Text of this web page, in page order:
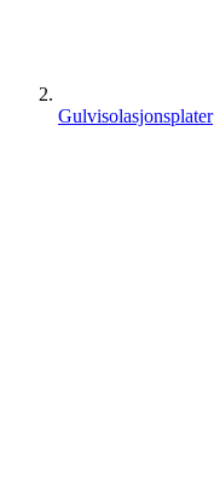
Gulvisolasjonsplater